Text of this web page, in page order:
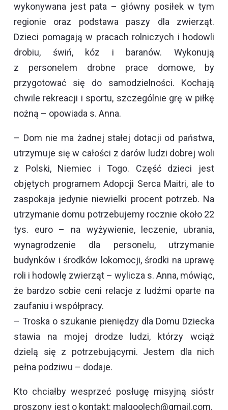
wykonywana jest pata – główny posiłek w tym
regionie oraz podstawa paszy dla zwierząt.
Dzieci pomagają w pracach rolniczych i hodowli
drobiu, świń, kóz i baranów. Wykonują
z personelem drobne prace domowe, by
przygotować się do samodzielności. Kochają
chwile rekreacji i sportu, szczególnie grę w piłkę
nożną – opowiada s. Anna.
– Dom nie ma żadnej stałej dotacji od państwa,
utrzymuje się w całości z darów ludzi dobrej woli
z Polski, Niemiec i Togo. Część dzieci jest
objętych programem Adopcji Serca Maitri, ale to
zaspokaja jedynie niewielki procent potrzeb. Na
utrzymanie domu potrzebujemy rocznie około 22
tys. euro – na wyżywienie, leczenie, ubrania,
wynagrodzenie dla personelu, utrzymanie
budynków i środków lokomocji, środki na uprawę
roli i hodowlę zwierząt – wylicza s. Anna, mówiąc,
że bardzo sobie ceni relacje z ludźmi oparte na
zaufaniu i współpracy.
– Troska o szukanie pieniędzy dla Domu Dziecka
stawia na mojej drodze ludzi, którzy wciąż
dzielą się z potrzebującymi. Jestem dla nich
pełna podziwu – dodaje.
Kto chciałby wesprzeć posługę misyjną sióstr
proszony jest o kontakt: malgoolech@gmail.com.